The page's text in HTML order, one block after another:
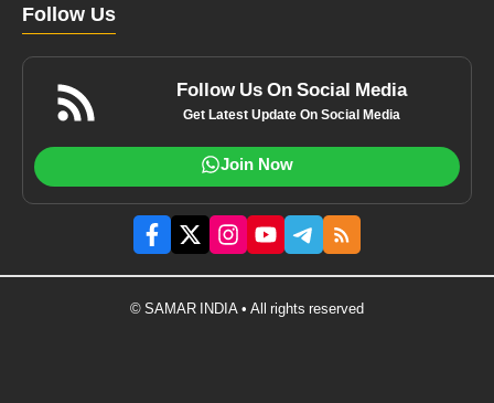
Follow Us
Follow Us On Social Media
Get Latest Update On Social Media
Join Now
© SAMAR INDIA • All rights reserved